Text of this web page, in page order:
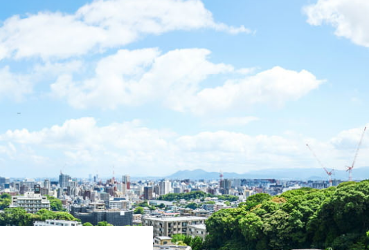
タビュー／看護師キャリアアップ
ビュー／病院経営スペシャリスト養成